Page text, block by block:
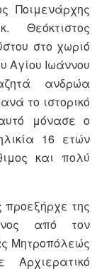
Ποιμενάρχης
Θεόκτιστος
στο χωριό
Αγίου Ιωάννου
ανδρώα
το ιστορικό
μόνασε ο
16 ετών
και πολύ
της
από τον
Μητροπόλεώς